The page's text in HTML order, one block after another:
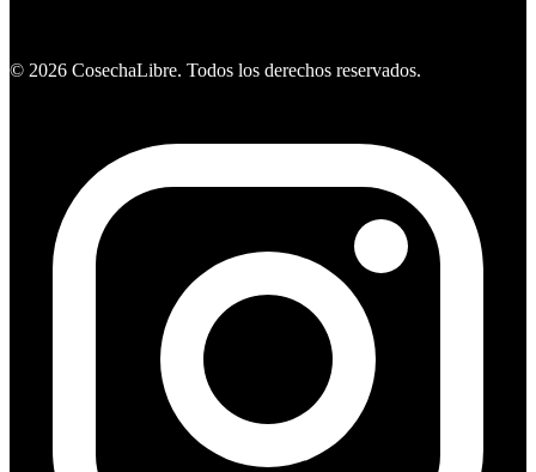
© 2026 CosechaLibre. Todos los derechos reservados.